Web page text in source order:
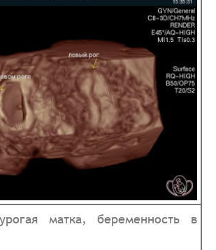
матка, беременность в